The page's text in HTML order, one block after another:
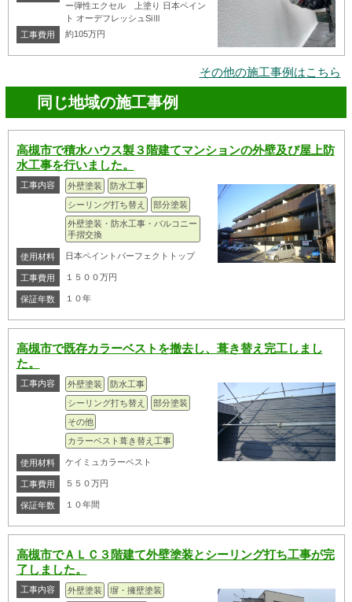
ー弾性エクセル 上塗り 日本ペイン
ト オーデフレッシュSiⅢ
工事費用
約105万円
その他の施工事例はこちら
同じ地域の施工事例
高槻市で積水ハウス製３階建てマンションの外壁及び屋上防
水工事を行いました。
工事内容 外壁塗装
防水工事
シーリング打ち替え
部分塗装
外壁塗装・防水工事・バルコニー
手摺交換
使用材料 日本ペイントパーフェクトトップ
工事費用 １５００万円
保証年数 １０年
高槻市で既存カラーベストを撤去し、葺き替え完工しまし
た。
工事内容 外壁塗装
防水工事
シーリング打ち替え
部分塗装
その他
カラーベスト葺き替え工事
使用材料 ケイミュカラーベスト
工事費用 ５５０万円
保証年数 １０年間
高槻市でＡＬＣ３階建て外壁塗装とシーリング打ち工事が完
了しました。
工事内容 外壁塗装
塀・擁壁塗装